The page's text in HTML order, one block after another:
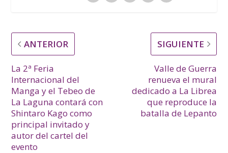
ANTERIOR
La 2ª Feria
Internacional del
Manga y el Tebeo de
La Laguna contará con
Shintaro Kago como
principal invitado y
autor del cartel del
evento
SIGUIENTE
Valle de Guerra
renueva el mural
dedicado a La Librea
que reproduce la
batalla de Lepanto